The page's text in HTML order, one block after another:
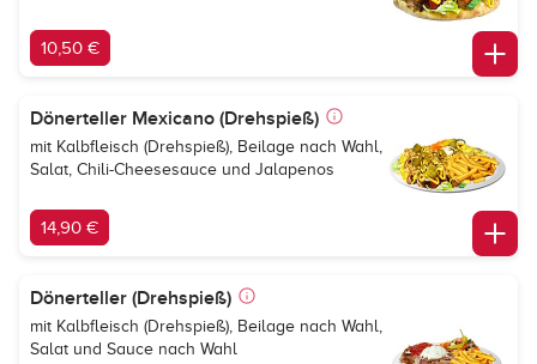
10,50 €
Dönerteller Mexicano (Drehspieß)
mit Kalbfleisch (Drehspieß), Beilage nach Wahl,
Salat, Chili-Cheesesauce und Jalapenos
14,90 €
Dönerteller (Drehspieß)
mit Kalbfleisch (Drehspieß), Beilage nach Wahl,
Salat und Sauce nach Wahl